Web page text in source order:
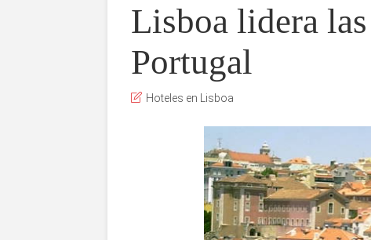
Lisboa lidera
Portugal
Hoteles en Lisboa